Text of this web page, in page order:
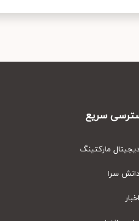
سریع
مارکتینگ
سرا